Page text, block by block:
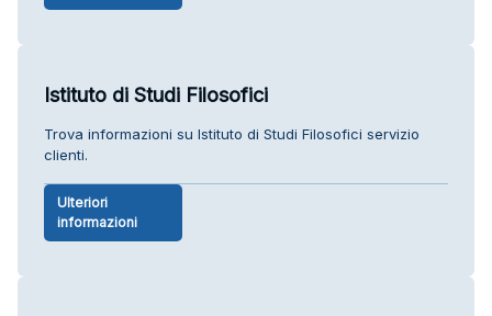
Istituto di Studi Filosofici
Trova informazioni su Istituto di Studi Filosofici servizio
clienti.
Ulteriori
informazioni